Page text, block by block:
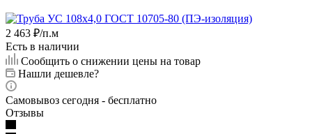
2 463 ₽/п.м
Есть в наличии
Сообщить о снижении цены на товар
Нашли дешевле?
Самовывоз сегодня - бесплатно
Отзывы